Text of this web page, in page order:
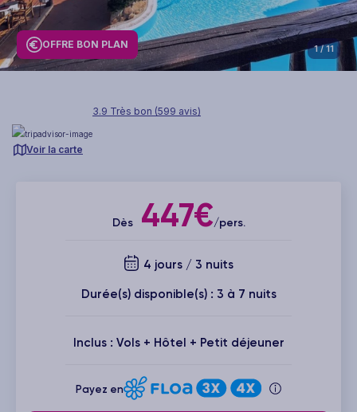
OFFRE BON PLAN 1/ 11
3.9 Très bon (599 avis)
Voir la carte
Dès447€/pers.
4 jours / 3 nuits
Durée(s) disponible(s) : 3 à 7 nuits
Inclus : Vols + Hôtel + Petit déjeuner
Payez en